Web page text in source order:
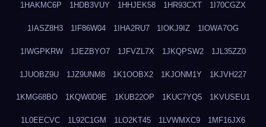
1HAKMC6P 1HDB3VUY 1HHJEK58 1HR93CXT 1I70CGZX
1IASZ8H3 1IF86W04 1IHA2RU7 1IOKJ9IZ 1IOWA7OG
1IWGPKRW 1JEZBYO7 1JFVZL7X 1JKQPSW2 1JL35ZZ0
1JUOBZ9U 1JZ9UNM8 1K1OOBX2 1KJONM1Y 1KJVH227
1KMG68BO 1KQW0D9E 1KUB22OP 1KUC7YQ5 1KVUSEU1
1L0EECVC 1L92C1GM 1LO2KT45 1LVWMXC9 1MF16JX6